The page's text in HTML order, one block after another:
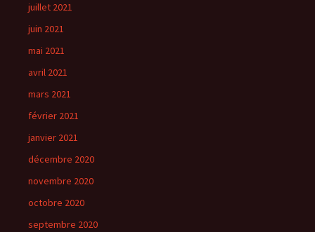
juillet 2021
juin 2021
mai 2021
avril 2021
mars 2021
février 2021
janvier 2021
décembre 2020
novembre 2020
octobre 2020
septembre 2020